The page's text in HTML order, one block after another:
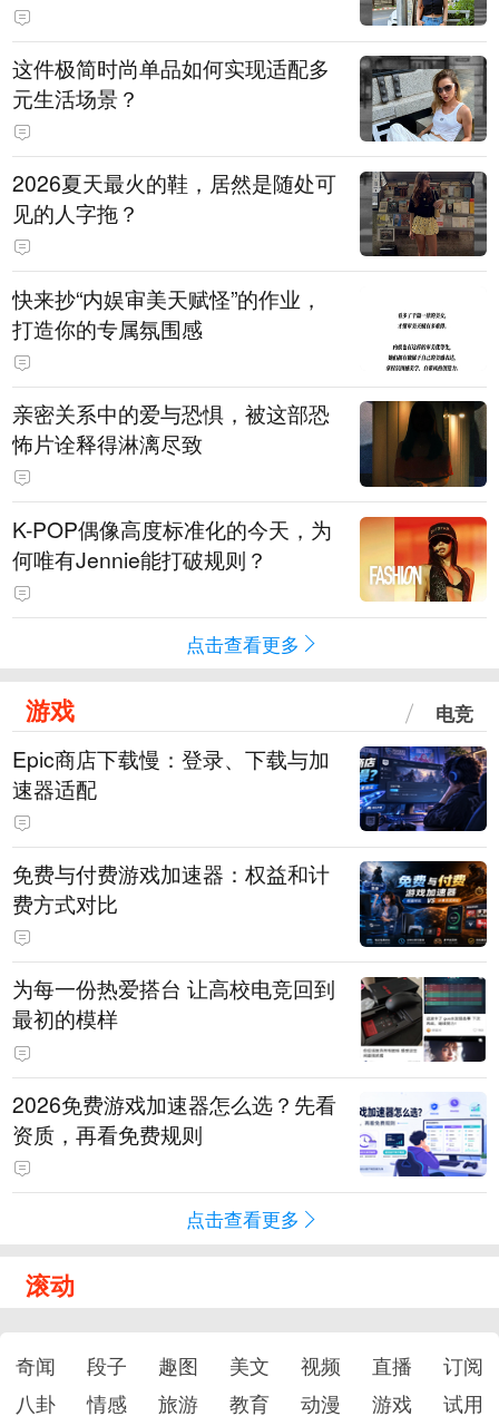
这件极简时尚单品如何实现适配多
元生活场景？
2026夏天最火的鞋，居然是随处可
见的人字拖？
快来抄“内娱审美天赋怪”的作业，
打造你的专属氛围感
亲密关系中的爱与恐惧，被这部恐
怖片诠释得淋漓尽致
K-POP偶像高度标准化的今天，为
何唯有Jennie能打破规则？
点击查看更多
游戏 电竞
Epic商店下载慢：登录、下载与加
速器适配
免费与付费游戏加速器：权益和计
费方式对比
为每一份热爱搭台 让高校电竞回到
最初的模样
2026免费游戏加速器怎么选？先看
资质，再看免费规则
点击查看更多
滚动
奇闻 段子 趣图 美文 视频 直播
订阅
八卦
情感 旅游 教育 动漫 游戏 试用